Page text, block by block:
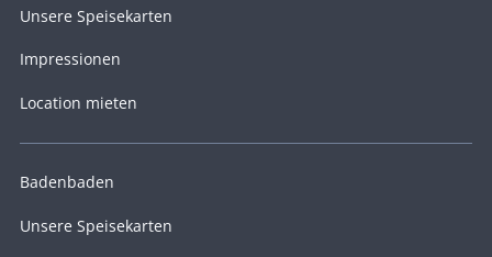
Unsere Speisekarten
Impressionen
Location mieten
Badenbaden
Unsere Speisekarten